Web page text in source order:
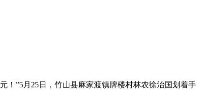
！”5月25日，竹山县麻家渡镇牌楼村林农徐治国划着手